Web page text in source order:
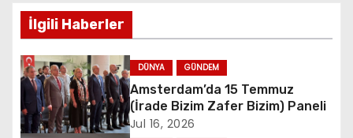
t
n
a
v
İlgili Haberler
DÜNYA GÜNDEM
Amsterdam’da 15 Temmuz
(İrade Bizim Zafer Bizim) Paneli
Jul 16, 2026